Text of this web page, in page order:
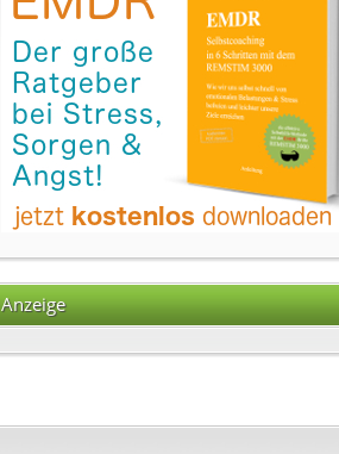
Anzeige